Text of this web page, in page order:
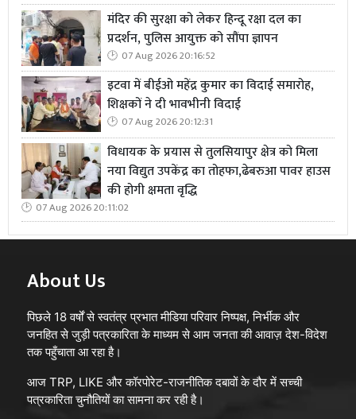
मंदिर की सुरक्षा को लेकर हिन्दू रक्षा दल का
प्रदर्शन, पुलिस आयुक्त को सौंपा ज्ञापन
07 Aug 2026 20:16:52
इटवा में बीईओ महेंद्र कुमार का विदाई समारोह,
शिक्षकों ने दी भावभीनी विदाई
07 Aug 2026 20:12:31
विधायक के प्रयास से तुलसियापुर क्षेत्र को मिला
नया विद्युत उपकेंद्र का तोहफा,ढेबरुआ पावर हाउस
की होगी क्षमता वृद्धि
07 Aug 2026 20:11:02
About Us
पिछले 18 वर्षों से स्वतंत्र प्रभात मीडिया परिवार निष्पक्ष, निर्भीक और
जनहित से जुड़ी पत्रकारिता के माध्यम से आम जनता की आवाज़ देश-विदेश
तक पहुँचाता आ रहा है।
आज TRP, LIKE और कॉरपोरेट-राजनीतिक दबावों के दौर में सच्ची
पत्रकारिता चुनौतियों का सामना कर रही है।